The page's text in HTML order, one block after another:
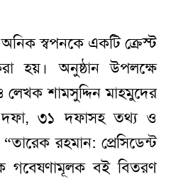
স্বপনকে একটি ক্রেস্ট
হয়। অনুষ্ঠান উপলক্ষে
শামসুদ্দিন মাহমুদের
দফা, ৩১ দফাসহ তথ্য ও
রহমান: প্রেসিডেন্ট
গবেষণামূলক বই বিতরণ